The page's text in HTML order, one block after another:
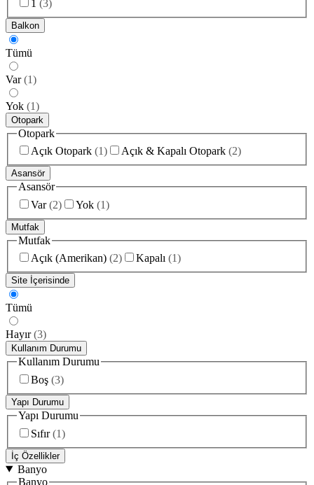
1 (3)
Balkon
Tümü
Var (1)
Yok (1)
Otopark
Otopark
Açık Otopark (1) Açık & Kapalı Otopark (2)
Asansör
Asansör
Var (2) Yok (1)
Mutfak
Mutfak
Açık (Amerikan) (2) Kapalı (1)
Site İçerisinde
Tümü
Hayır (3)
Kullanım Durumu
Kullanım Durumu
Boş (3)
Yapı Durumu
Yapı Durumu
Sıfır (1)
İç Özellikler
Banyo
Banyo